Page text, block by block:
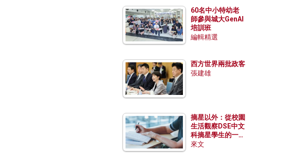
60名中小特幼老
師參與城大GenAI
培訓班
編輯精選
西方世界兩批政客
張建雄
摘星以外：從校園
生活觀察DSE中文
科摘星學生的一點
特質
來文